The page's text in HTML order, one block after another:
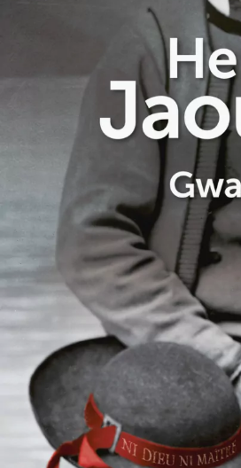
Gwaz-Ru
Hervé Jaouen
24€